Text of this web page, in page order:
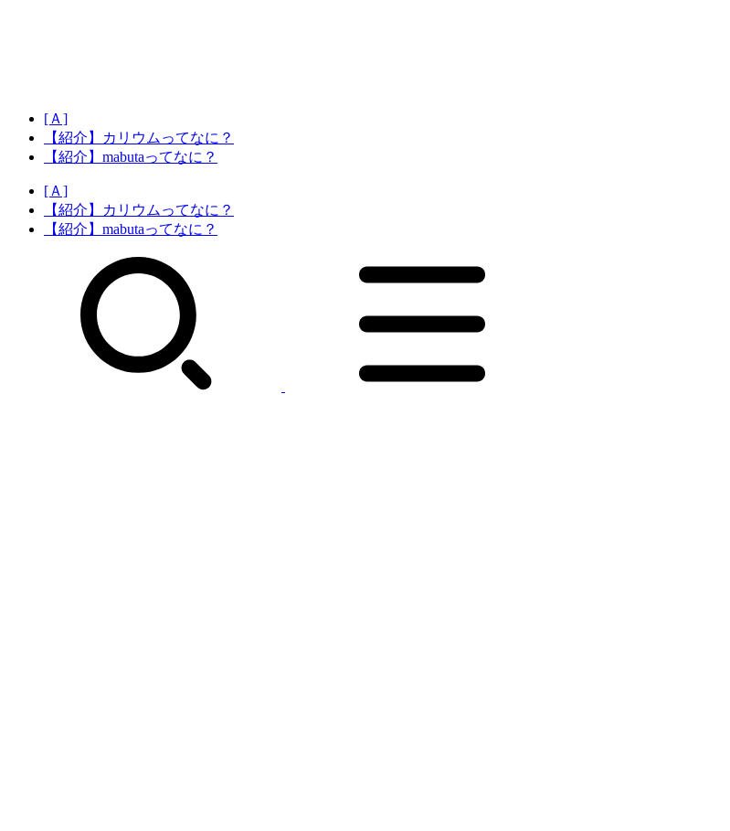
[Ａ]
【紹介】カリウムってなに？
【紹介】mabutaってなに？
[Ａ]
【紹介】カリウムってなに？
【紹介】mabutaってなに？